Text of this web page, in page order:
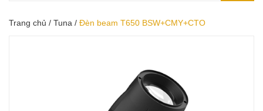
Trang chủ / Tuna / Đèn beam T650 BSW+CMY+CTO